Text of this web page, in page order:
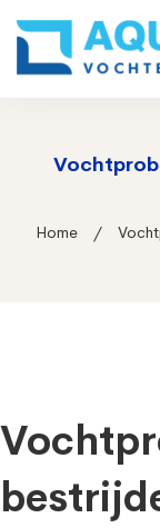
Home